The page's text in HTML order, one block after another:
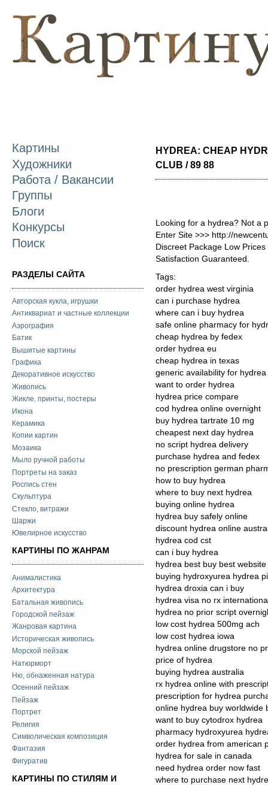
Картины
Художники
Работа / Вакансии
Группы
Блоги
Конкурсы
Поиск
РАЗДЕЛЫ САЙТА
Авторская кукла, игрушки
Антиквариат и частные коллекции
Аэрография
Батик
Вышитые картины
Графика
Декоративное искусство
Живопись
Жикле, принты, постеры
Икона
Керамика
Копии картин
Мозаика
Мыло ручной работы
Портреты на заказ
Роспись стен
Скульптура
Стекло, витражи
Шаржи
Ювелирное искусство
КАРТИНЫ ПО ЖАНРАМ
Анималистика
Архитектура
Батальная живопись
Городской пейзаж
Жанровая картина
Историческая живопись
Морской пейзаж
Натюрморт
Ню, обнаженная натура
Осенний пейзаж
Пейзаж
Портрет
Религия
Символическая композиция
Фантазия
Фигуратив
КАРТИНЫ ПО СТИЛЯМ И
HYDREA: CHEAP
CLUB / 89 88
Looking for a hydrea? Not a
Enter Site >>> http://
Discreet Package Low
Satisfaction Guaranteed.
Tags:
order hydrea west virginia
can i purchase hydrea
where can i buy hydrea
safe online pharmacy for
cheap hydrea by fedex
order hydrea eu
cheap hydrea in texas
generic availability for hydrea
want to order hydrea
hydrea price compare
cod hydrea online overnight
buy hydrea tartrate 10 mg
cheapest next day hydrea
no script hydrea delivery
purchase hydrea and fedex
no prescription german
how to buy hydrea
where to buy next hydrea
buying online hydrea
hydrea buy safely online
discount hydrea online
hydrea cod cst
can i buy hydrea
hydrea best buy best website
buying hydroxyurea hydrea
hydrea droxia can i buy
hydrea visa no rx
hydrea no prior script
low cost hydrea 500mg ach
low cost hydrea iowa
hydrea online drugstore no
price of hydrea
buying hydrea australia
rx hydrea online with
prescription for hydrea
online hydrea buy worldwide
want to buy cytodrox hydrea
pharmacy hydroxyurea
order hydrea from american
hydrea for sale in canada
need hydrea order now fast
where to purchase next